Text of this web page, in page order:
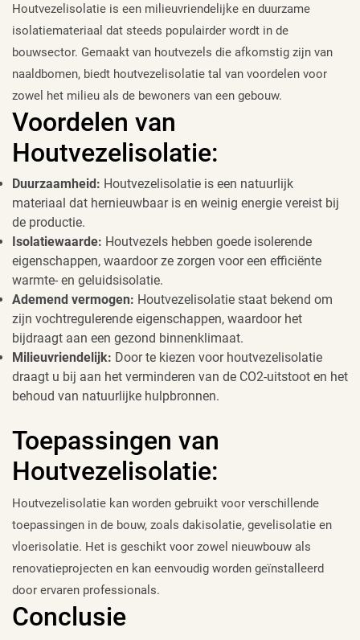
Houtvezelisolatie is een milieuvriendelijke en duurzame
isolatiemateriaal dat steeds populairder wordt in de
bouwsector. Gemaakt van houtvezels die afkomstig zijn van
naaldbomen, biedt houtvezelisolatie tal van voordelen voor
zowel het milieu als de bewoners van een gebouw.
Voordelen van
Houtvezelisolatie:
Duurzaamheid: Houtvezelisolatie is een natuurlijk
materiaal dat hernieuwbaar is en weinig energie vereist bij
de productie.
Isolatiewaarde: Houtvezels hebben goede isolerende
eigenschappen, waardoor ze zorgen voor een efficiënte
warmte- en geluidsisolatie.
Ademend vermogen: Houtvezelisolatie staat bekend om
zijn vochtregulerende eigenschappen, waardoor het
bijdraagt aan een gezond binnenklimaat.
Milieuvriendelijk: Door te kiezen voor houtvezelisolatie
draagt u bij aan het verminderen van de CO2-uitstoot en het
behoud van natuurlijke hulpbronnen.
Toepassingen van
Houtvezelisolatie:
Houtvezelisolatie kan worden gebruikt voor verschillende
toepassingen in de bouw, zoals dakisolatie, gevelisolatie en
vloerisolatie. Het is geschikt voor zowel nieuwbouw als
renovatieprojecten en kan eenvoudig worden geïnstalleerd
door ervaren professionals.
Conclusie